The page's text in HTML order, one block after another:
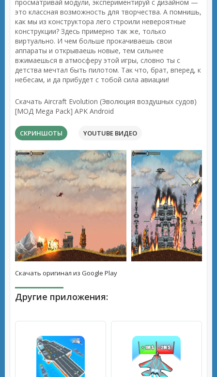
просматривай модули, экспериментируй с дизайном —
это классная возможность для творчества. А помнишь,
как мы из конструктора лего строили невероятные
конструкции? Здесь примерно так же, только
виртуально. И чем больше прокачиваешь свои
аппараты и открываешь новые, тем сильнее
вжимаешься в атмосферу этой игры, словно ты с
детства мечтал быть пилотом. Так что, брат, вперед, к
небесам, и да прибудет с тобой сила авиации!
Скачать Aircraft Evolution (Эволюция воздушных судов)
[МОД Mega Pack] APK Android
СКРИНШОТЫ YOUTUBE ВИДЕО
Скачать оригинал из Google Play
Другие приложения: